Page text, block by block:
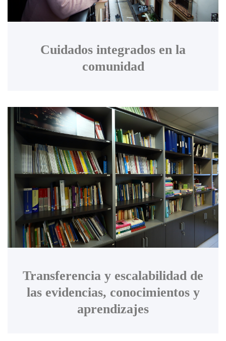
Cuidados integrados en la
comunidad
Transferencia y escalabilidad de
las evidencias, conocimientos y
aprendizajes